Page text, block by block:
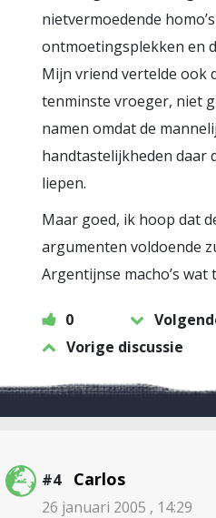
nietvermoedende
ontmoetingsplekken en
Mijn vriend vertelde ook
tenminste vroeger, niet
namen omdat de
handtastelijkheden daar
liepen.
Maar goed, ik hoop dat
argumenten voldoende
Argentijnse macho’s wat
0
Vorige discussie
#4 Carlos
26 januari 2005 , 14:29